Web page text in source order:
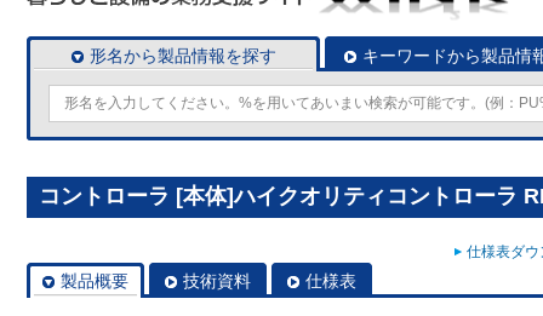
形名から製品情報を探す キーワードから製品情
コントローラ [本体]ハイクオリティコントローラ
仕様表ダ
製品概要 技術資料 仕様表